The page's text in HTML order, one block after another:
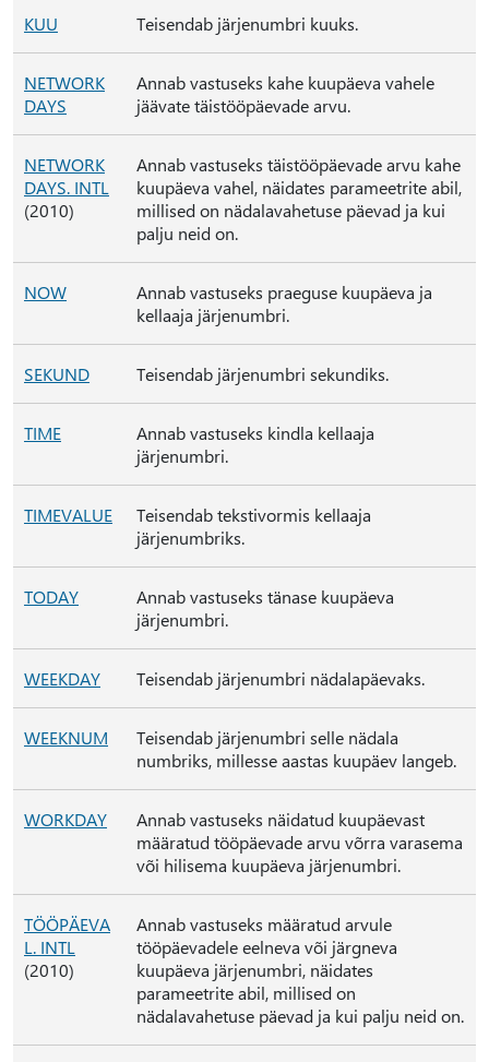
KUU Teisendab järjenumbri kuuks.
NETWORK
DAYS
Annab vastuseks kahe kuupäeva vahele
jäävate täistööpäevade arvu.
NETWORK
DAYS. INTL
(2010)
Annab vastuseks täistööpäevade arvu kahe
kuupäeva vahel, näidates parameetrite abil,
millised on nädalavahetuse päevad ja kui
palju neid on.
NOW
Annab vastuseks praeguse kuupäeva ja
kellaaja järjenumbri.
SEKUND Teisendab järjenumbri sekundiks.
TIME
Annab vastuseks kindla kellaaja
järjenumbri.
TIMEVALUE
Teisendab tekstivormis kellaaja
järjenumbriks.
TODAY
Annab vastuseks tänase kuupäeva
järjenumbri.
WEEKDAY Teisendab järjenumbri nädalapäevaks.
WEEKNUM
Teisendab järjenumbri selle nädala
numbriks, millesse aastas kuupäev langeb.
WORKDAY
Annab vastuseks näidatud kuupäevast
määratud tööpäevade arvu võrra varasema
või hilisema kuupäeva järjenumbri.
TÖÖPÄEVA
L. INTL
(2010)
Annab vastuseks määratud arvule
tööpäevadele eelneva või järgneva
kuupäeva järjenumbri, näidates
parameetrite abil, millised on
nädalavahetuse päevad ja kui palju neid on.